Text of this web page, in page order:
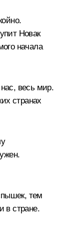
Новак
начала
весь мир.
странах
тем
в стране.